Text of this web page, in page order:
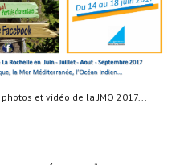
et vidéo de la JMO 2017...